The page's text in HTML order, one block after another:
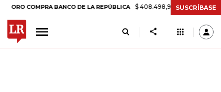
COMPRA BANCO DE LA REPÚBLICA $ 408.498,97 +$ 8.753,81 +2,19%
SUSCRÍBASE